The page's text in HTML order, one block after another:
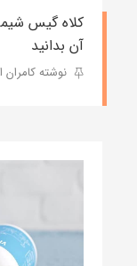
کلاه گیس
آن بدانید
نوشته